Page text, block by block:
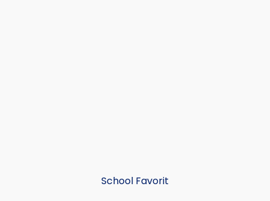
School Favorit